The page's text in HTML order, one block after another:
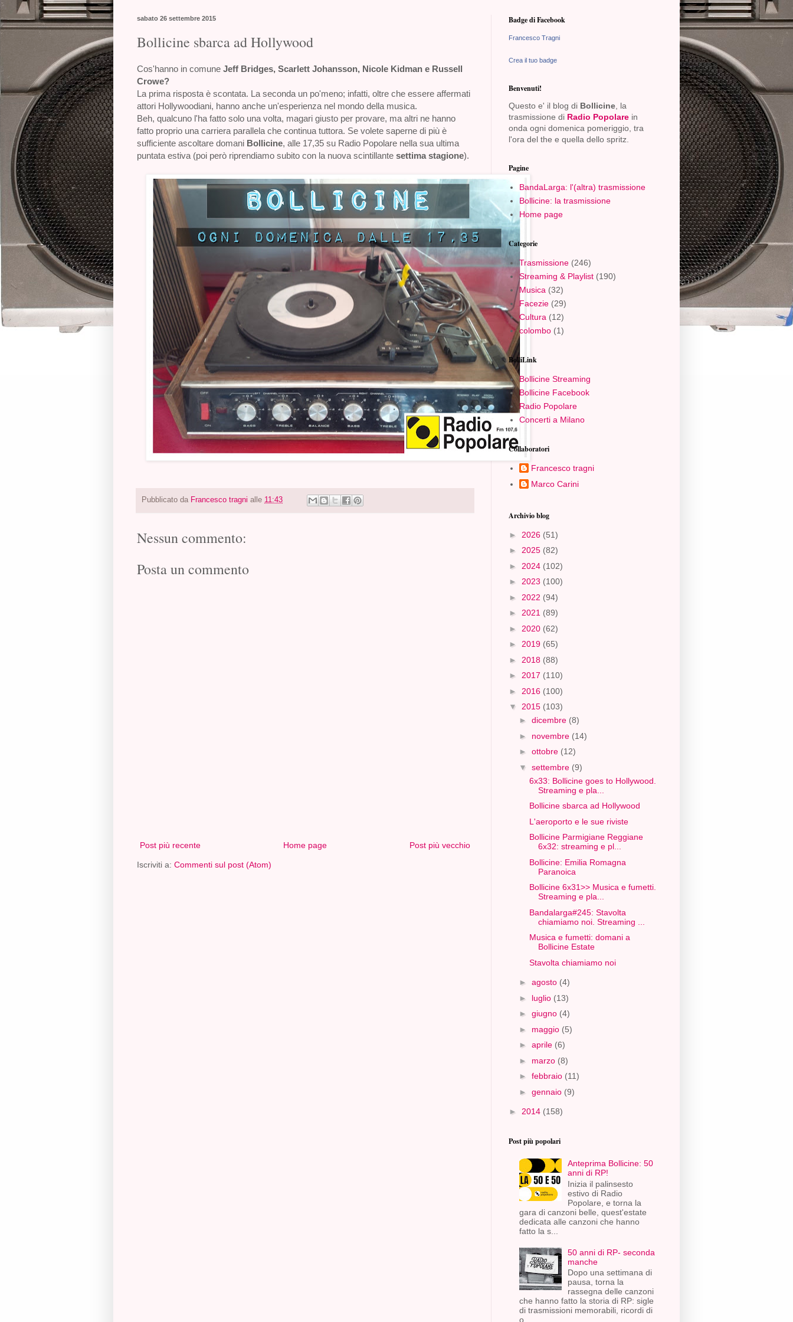
sabato 26 settembre 2015
Bollicine sbarca ad Hollywood
Cos'hanno in comune Jeff Bridges, Scarlett Johansson, Nicole Kidman e Russell
Crowe?
La prima risposta è scontata. La seconda un po'meno; infatti, oltre che essere affermati
attori Hollywoodiani, hanno anche un'esperienza nel mondo della musica.
Beh, qualcuno l'ha fatto solo una volta, magari giusto per provare, ma altri ne hanno
fatto proprio una carriera parallela che continua tuttora. Se volete saperne di più è
sufficiente ascoltare domani Bollicine, alle 17,35 su Radio Popolare nella sua ultima
puntata estiva (poi però riprendiamo subito con la nuova scintillante settima stagione).
Pubblicato da Francesco tragni alle 11:43
Nessun commento:
Posta un commento
Post più recente Post più vecchio
Home page
Iscriviti a: Commenti sul post (Atom)
Badge di Facebook
Francesco Tragni
Crea il tuo badge
Benvenuti!
Questo e' il blog di Bollicine , la
trasmissione di Radio Popolare in
onda ogni domenica pomeriggio, tra
l'ora del the e quella dello spritz.
Pagine
BandaLarga: l'(altra) trasmissione
Bollicine: la trasmissione
Home page
Categorie
Trasmissione (246)
Streaming & Playlist (190)
Musica (32)
Facezie (29)
Cultura (12)
colombo (1)
BolliLink
Bollicine Streaming
Bollicine Facebook
Radio Popolare
Concerti a Milano
Collaboratori
Francesco tragni
Marco Carini
Archivio blog
► 2026 (51)
► 2025 (82)
► 2024 (102)
► 2023 (100)
► 2022 (94)
► 2021 (89)
► 2020 (62)
► 2019 (65)
► 2018 (88)
► 2017 (110)
► 2016 (100)
▼ 2015 (103)
► dicembre (8)
► novembre (14)
► ottobre (12)
▼ settembre (9)
6x33: Bollicine goes to Hollywood.
Streaming e pla...
Bollicine sbarca ad Hollywood
L'aeroporto e le sue riviste
Bollicine Parmigiane Reggiane
6x32: streaming e pl...
Bollicine: Emilia Romagna
Paranoica
Bollicine 6x31>> Musica e fumetti.
Streaming e pla...
Bandalarga#245: Stavolta
chiamiamo noi. Streaming ...
Musica e fumetti: domani a
Bollicine Estate
Stavolta chiamiamo noi
► agosto (4)
► luglio (13)
► giugno (4)
► maggio (5)
► aprile (6)
► marzo (8)
► febbraio (11)
► gennaio (9)
► 2014 (158)
Post più popolari
Anteprima Bollicine: 50
anni di RP!
Inizia il palinsesto
estivo di Radio
Popolare, e torna la
gara di canzoni belle, quest'estate
dedicata alle canzoni che hanno
fatto la s...
50 anni di RP- seconda
manche
Dopo una settimana di
pausa, torna la
rassegna delle canzoni
che hanno fatto la storia di RP: sigle
di trasmissioni memorabili, ricordi di
o...